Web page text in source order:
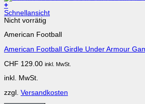
+
Dieses
Produkt
mehrere
auf.
Optionen
auf
Produktseite
Schnellansicht
Nicht vorrätig
American Football
American Football Girdle Under Armour
CHF 129.00 inkl. MwSt.
inkl. MwSt.
zzgl. Versandkosten